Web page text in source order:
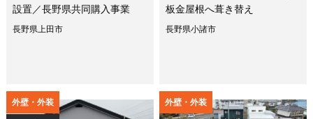
設置／長野県共同購入事業
長野県上田市
板金屋根へ葺き替え
長野県小諸市
外壁・外装 外壁・外装